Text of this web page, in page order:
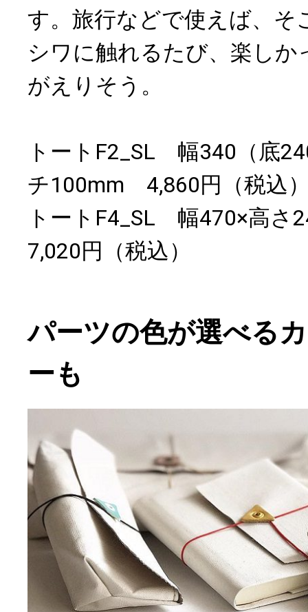
す。旅行などで使えば、そ
シワに触れるたび、楽しか
がえりそう。
トートF2_SL 幅340（底
チ100mm 4,860円（税込
トートF4_SL 幅470×高
7,020円（税込）
パーツの色が選べる
ーも